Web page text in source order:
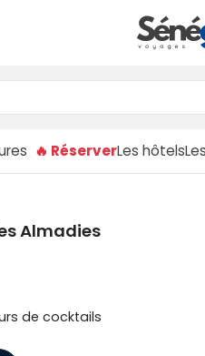
🔥 RéserverLes hôtels
Almadies
de cocktails